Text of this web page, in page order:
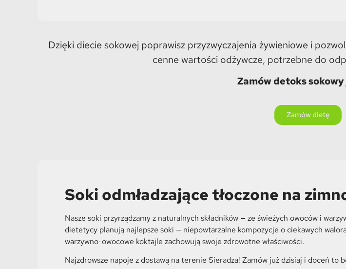
Dzięki diecie sokowej poprawisz przyzwyczajenia żywieniowe i
cenne wartości odżywcze, potrzebne do
Zamów detoks sokowy
Zamów dietę
Soki odmładzające tłoczone na
Nasze soki przyrządzamy z naturalnych składników — ze świeżych owoców i
dietetycy planują najlepsze soki — niepowtarzalne kompozycje o ciekawych
warzywno-owocowe koktajle zachowują swoje zdrowotne właściwości.
Najzdrowsze napoje z dostawą na terenie Sieradza! Zamów już dzisiaj i doceń to